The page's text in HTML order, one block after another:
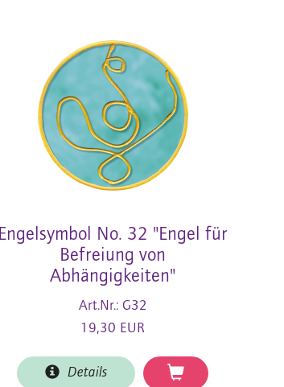
Engelsymbol No. 32 "Engel für
Befreiung von
Abhängigkeiten"
Art.Nr.: G32
19,30 EUR
Details